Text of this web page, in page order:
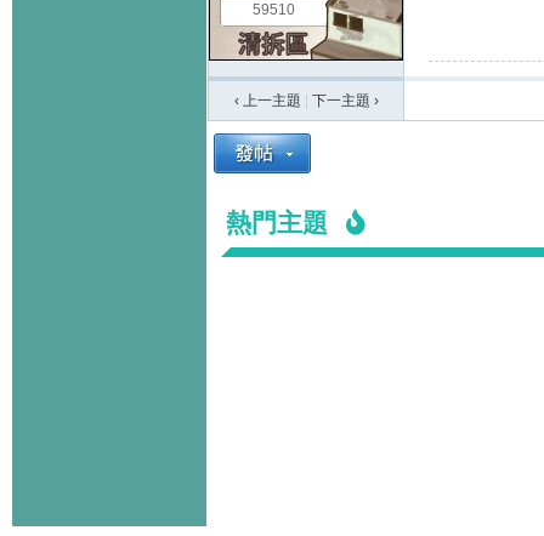
59510
‹ 上一主題 下一主題 ›
熱門主題